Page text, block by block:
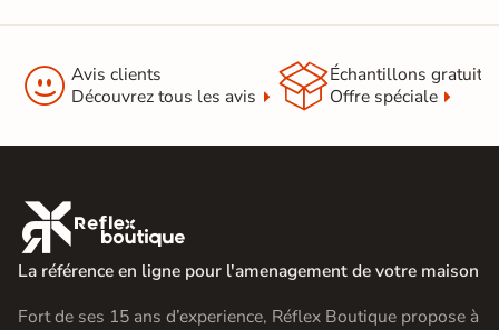
 Avis clients
Découvrez tous les avis
Échantillons gratuit
Offre spéciale

La référence en ligne pour l'amenagement de votre maison
Fort de ses 15 ans d’experience, Réflex Boutique propose à